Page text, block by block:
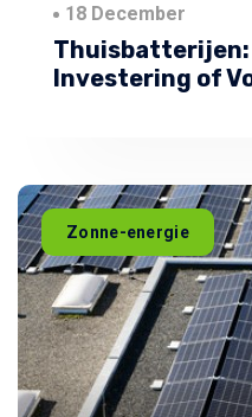
18 December
Investering of
Zonne-energie